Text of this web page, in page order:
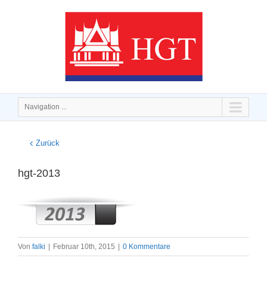
Navigation ...
Zurück
hgt-2013
Von falki Februar 10th, 2015 0 Kommentare